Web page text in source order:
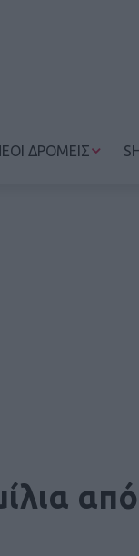
ΔΡΟΜΕΙΣ